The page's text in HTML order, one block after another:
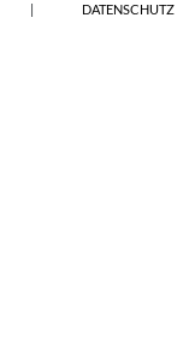
DATENSCHUTZ